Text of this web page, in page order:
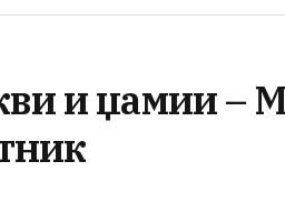
и џамии –